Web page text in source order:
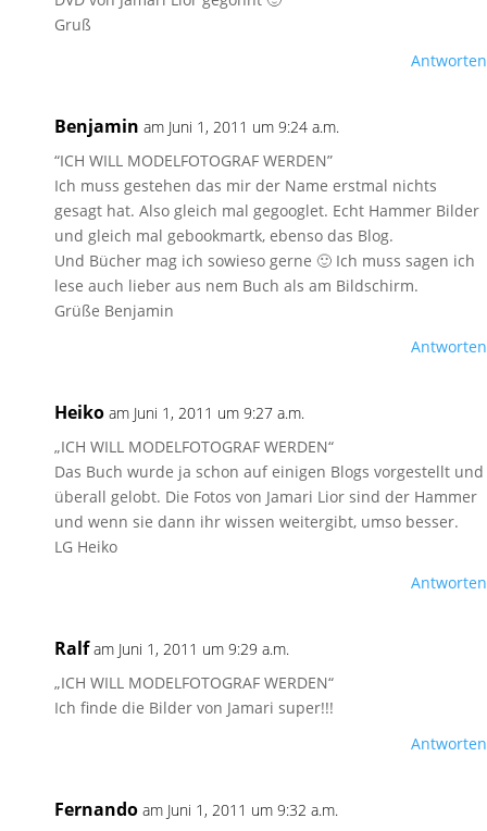
Gruß
Antworten
Benjamin am Juni 1, 2011 um 9:24 a.m.
“ICH WILL MODELFOTOGRAF WERDEN”
Ich muss gestehen das mir der Name erstmal nichts
gesagt hat. Also gleich mal gegooglet. Echt Hammer Bilder
und gleich mal gebookmartk, ebenso das Blog.
Und Bücher mag ich sowieso gerne 🙂 Ich muss sagen ich
lese auch lieber aus nem Buch als am Bildschirm.
Grüße Benjamin
Antworten
Heiko am Juni 1, 2011 um 9:27 a.m.
„ICH WILL MODELFOTOGRAF WERDEN“
Das Buch wurde ja schon auf einigen Blogs vorgestellt und
überall gelobt. Die Fotos von Jamari Lior sind der Hammer
und wenn sie dann ihr wissen weitergibt, umso besser.
LG Heiko
Antworten
Ralf am Juni 1, 2011 um 9:29 a.m.
„ICH WILL MODELFOTOGRAF WERDEN“
Ich finde die Bilder von Jamari super!!!
Antworten
Fernando am Juni 1, 2011 um 9:32 a.m.